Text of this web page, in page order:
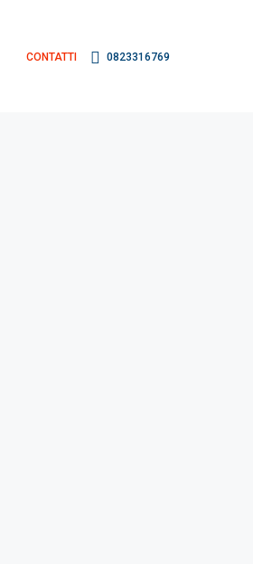
CONTATTI 0823316769